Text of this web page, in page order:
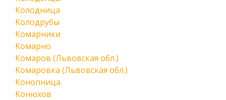
Колодница
Колодрубы
Комарники
Комарно
Комаров (Львовская обл.)
Комаровка (Львовская обл.)
Конопница
Конюхов